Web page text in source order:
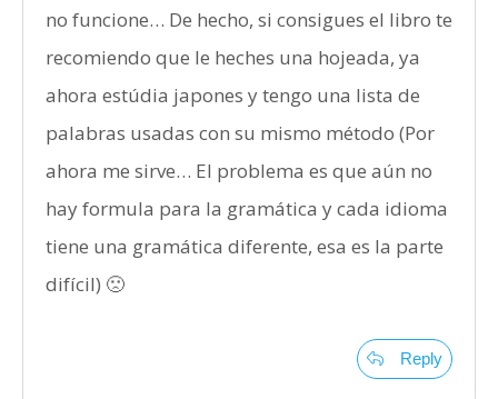
no funcione… De hecho, si consigues el libro te
recomiendo que le heches una hojeada, ya
ahora estúdia japones y tengo una lista de
palabras usadas con su mismo método (Por
ahora me sirve… El problema es que aún no
hay formula para la gramática y cada idioma
tiene una gramática diferente, esa es la parte
difícil) 🙁
Reply